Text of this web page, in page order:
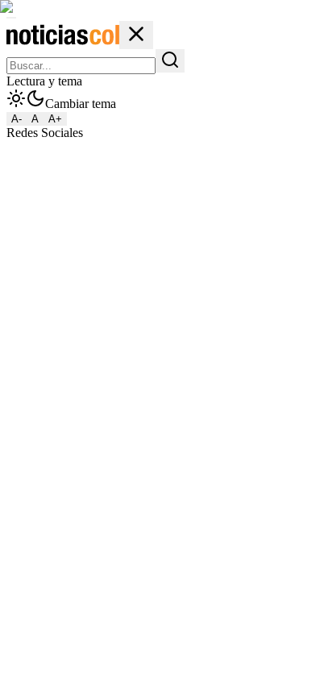
Lectura y tema
Cambiar tema
A- A A+
Redes Sociales